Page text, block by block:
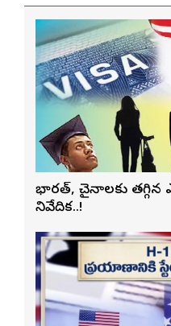
భారత్, చైనాలకు తగ్గిన
నివేదిక..!